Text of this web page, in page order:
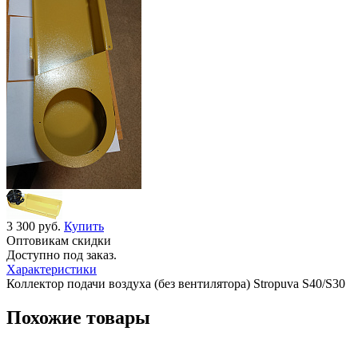
3 300 руб. Купить
Оптовикам скидки
Доступно под заказ.
Характеристики
Коллектор подачи воздуха (без вентилятора) Stropuva S40/S30
Похожие товары